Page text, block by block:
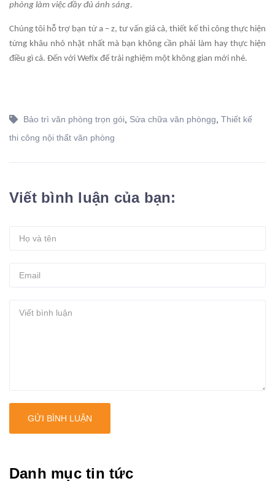
phòng làm việc đầy đủ ánh sáng.
Chúng tôi hỗ trợ bạn từ a – z, tư vấn giá cả, thiết kế thi công thực hiện
từng khâu nhỏ nhặt nhất mà bạn không cần phải làm hay thực hiện
điều gì cả. Đến với Wefix để trải nghiệm một không gian mới nhé.
Bảo trì văn phòng trọn gói, Sửa chữa văn phòngg, Thiết kế
thi công nội thất văn phòng
Viết bình luận của bạn:
GỬI BÌNH LUẬN
Danh mục tin tức